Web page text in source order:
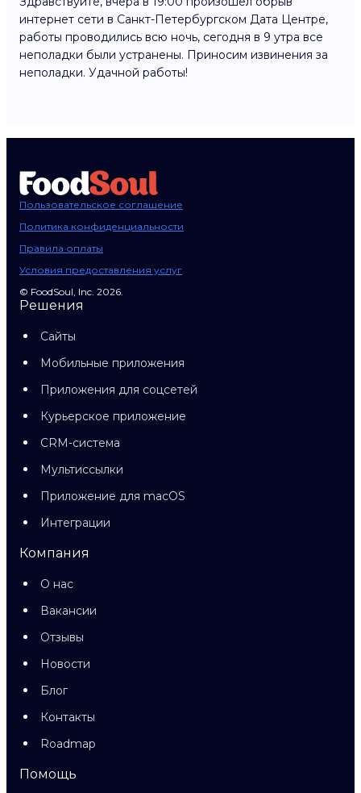
интернет сети в Санкт-Петербургском Дата Центре,
работы проводились всю ночь, сегодня в 9 утра все
неполадки были устранены. Приносим извинения за
неполадки. Удачной работы!
Пользовательское соглашение
Политика конфиденциальности
Правила оплаты
Условия предоставления услуг
© FoodSoul, Inc. 2026.
Решения
Сайты
Мобильные приложения
Приложения для соцсетей
Курьерское приложение
CRM-система
Мультиссылки
Приложение для macOS
Интеграции
Компания
О нас
Вакансии
Отзывы
Новости
Блог
Контакты
Roadmap
Помощь